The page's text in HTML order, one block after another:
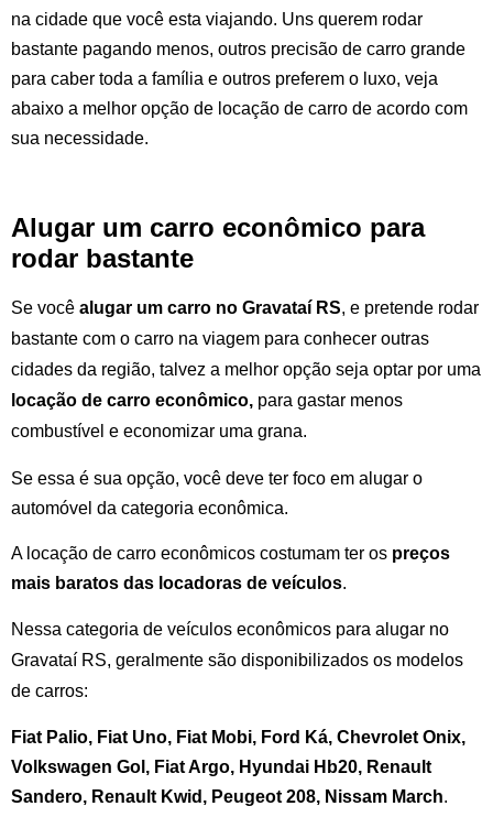
na cidade que você esta viajando. Uns querem rodar
bastante pagando menos, outros precisão de carro grande
para caber toda a família e outros preferem o luxo, veja
abaixo a melhor opção de locação de carro de acordo com
sua necessidade.
Alugar um carro econômico para
rodar bastante
Se você alugar um carro no Gravataí RS, e pretende rodar
bastante com o carro na viagem para conhecer outras
cidades da região, talvez a melhor opção seja optar por uma
locação de carro econômico, para gastar menos
combustível e economizar uma grana.
Se essa é sua opção, você deve ter foco em alugar o
automóvel da categoria econômica.
A locação de carro econômicos costumam ter os preços
mais baratos das locadoras de veículos.
Nessa categoria de veículos econômicos para alugar no
Gravataí RS, geralmente são disponibilizados os modelos
de carros:
Fiat Palio, Fiat Uno, Fiat Mobi, Ford Ká, Chevrolet Onix,
Volkswagen Gol, Fiat Argo, Hyundai Hb20, Renault
Sandero, Renault Kwid, Peugeot 208, Nissam March.